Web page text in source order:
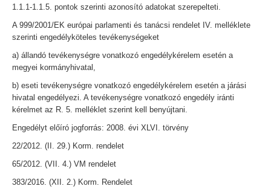
1.1.1-1.1.5. pontok szerinti azonosító adatokat szerepelteti.
A 999/2001/EK európai parlamenti és tanácsi rendelet IV. melléklete
szerinti engedélyköteles tevékenységeket
a) állandó tevékenységre vonatkozó engedélykérelem esetén a
megyei kormányhivatal,
b) eseti tevékenységre vonatkozó engedélykérelem esetén a járási
hivatal engedélyezi. A tevékenységre vonatkozó engedély iránti
kérelmet az R. 5. melléklet szerint kell benyújtani.
Engedélyt előíró jogforrás: 2008. évi XLVI. törvény
22/2012. (II. 29.) Korm. rendelet
65/2012. (VII. 4.) VM rendelet
383/2016. (XII. 2.) Korm. Rendelet